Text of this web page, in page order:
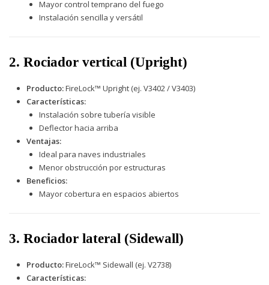
Mayor control temprano del fuego
Instalación sencilla y versátil
2. Rociador vertical (Upright)
Producto:FireLock™ Upright (ej. V3402 / V3403)
Características:
Instalación sobre tubería visible
Deflector hacia arriba
Ventajas:
Ideal para naves industriales
Menor obstrucción por estructuras
Beneficios:
Mayor cobertura en espacios abiertos
3. Rociador lateral (Sidewall)
Producto:FireLock™ Sidewall (ej. V2738)
Características: